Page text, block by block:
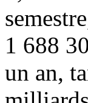
1 688
un an,